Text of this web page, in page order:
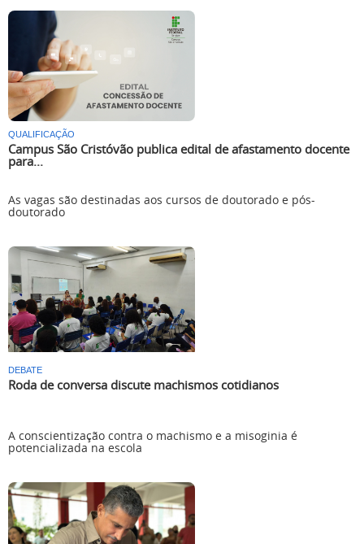
QUALIFICAÇÃO
Campus São Cristóvão publica edital de afastamento docente
para...
As vagas são destinadas aos cursos de doutorado e pós-
doutorado
DEBATE
Roda de conversa discute machismos cotidianos
A conscientização contra o machismo e a misoginia é
potencializada na escola